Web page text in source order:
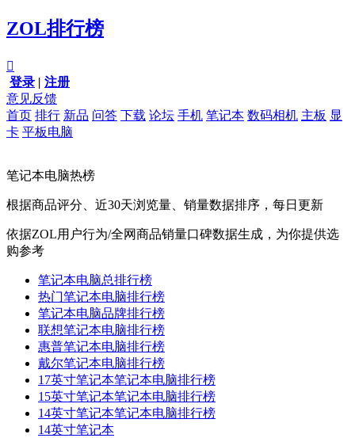
ZOL排行榜

登录 | 注册
意见反馈
首页 排行 新品 问答 下载 论坛 手机 笔记本 数码相机 主板 显
卡 平板电脑
笔记本电脑热榜
根据商品评分、近30天浏览量、销量数据排序，每日更新
依据ZOL用户行为/全网商品销量口碑数据生成，为你提供选
购参考
笔记本电脑总排行榜
热门笔记本电脑排行榜
笔记本电脑品牌排行榜
联想笔记本电脑排行榜
惠普笔记本电脑排行榜
戴尔笔记本电脑排行榜
17英寸笔记本笔记本电脑排行榜
15英寸笔记本笔记本电脑排行榜
14英寸笔记本笔记本电脑排行榜
14英寸笔记本